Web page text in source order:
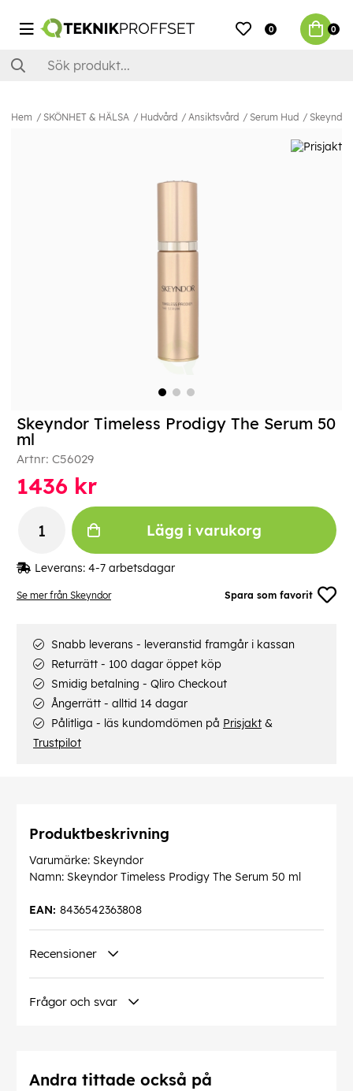
0 0
Hem SKÖNHET & HÄLSA Hudvård Ansiktsvård Serum Hud
Se mer från Skeyndor Spara som favorit
Skeyndor Timeless Prodigy The Serum 50
ml
Artnr: C56029
1436 kr
Lägg i varukorg
Leverans: 4-7 arbetsdagar
Snabb leverans - leveranstid framgår i kassan
Returrätt - 100 dagar öppet köp
Smidig betalning - Qliro Checkout
Ångerrätt - alltid 14 dagar
Pålitliga - läs kundomdömen på Prisjakt &
Trustpilot
Produktbeskrivning
Varumärke: Skeyndor
Namn: Skeyndor Timeless Prodigy The Serum 50 ml
8436542363808
EAN:
Recensioner
Frågor och svar
Andra tittade också på